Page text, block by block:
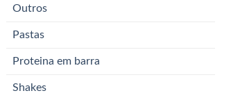
Outros
Pastas
Proteina em barra
Shakes